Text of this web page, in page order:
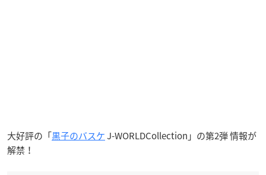
大好評の「黒子のバスケJ-WORLDCollection」の第2弾 情報が
解禁！